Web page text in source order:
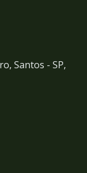
Santos - SP,